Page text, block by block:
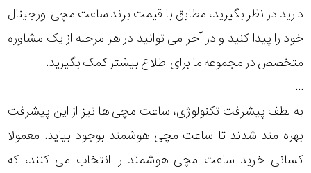
دارید در نظر بگیرید، مطابق با قیمت برند ساعت مچی اورجینال
خود را پیدا کنید و در آخر می توانید در هر مرحله از یک مشاوره
متخصص در مجموعه ما برای اطلاع بیشتر کمک بگیرید.
...
به لطف پیشرفت تکنولوژی، ساعت مچی ها نیز از این پیشرفت
بهره مند شدند تا ساعت مچی هوشمند بوجود بیاید. معمولا
کسانی خرید ساعت مچی هوشمند را انتخاب می کنند، که
نمایش
بیشتر...
طرح
صفحه